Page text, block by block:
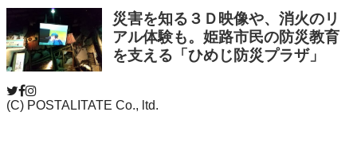
(C) POSTALITATE Co., ltd.